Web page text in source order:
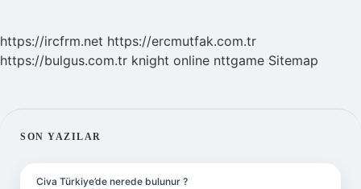
https://ircfrm.net https://ercmutfak.com.tr
https://bulgus.com.tr knight online nttgame Sitemap
SIDEBAR
SON YAZILAR
Civa Türkiye’de nerede bulunur ?